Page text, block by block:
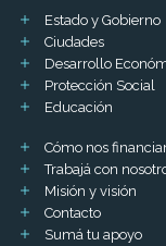
Estado y Gobierno
Ciudades
Desarrollo
Protección Social
Educación
Cómo nos
Trabajá con
Misión y visión
Contacto
Sumá tu apoyo